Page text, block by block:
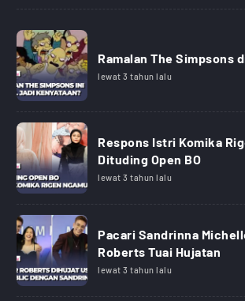
Ramalan The Simpsons
lewat 3 tahun lalu
Respons Istri Komika
Dituding Open BO
lewat 3 tahun lalu
Pacari Sandrinna
Roberts Tuai Hujatan
lewat 3 tahun lalu